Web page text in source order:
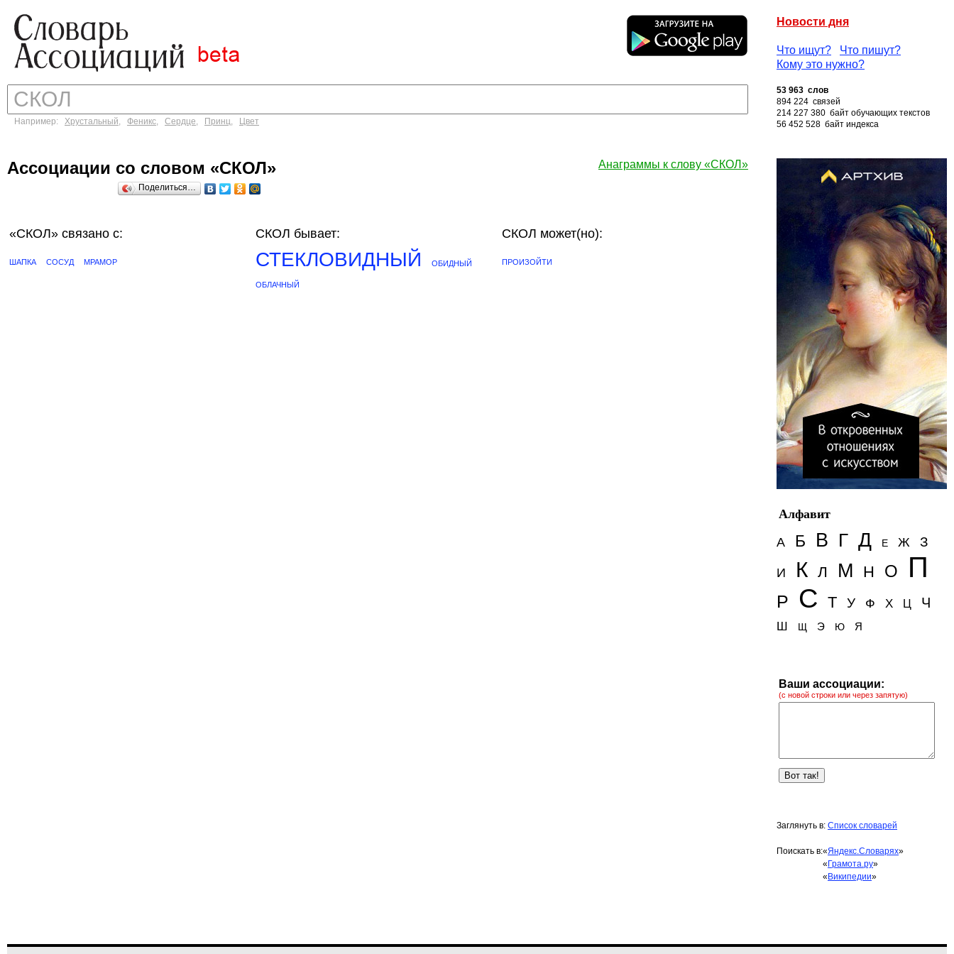
Новости дня
Что ищут?
Что пишут?
Кому это нужно?
Например: Хрустальный, Феникс, Сердце, Принц, Цвет
53 963 слов
894 224 связей
214 227 380 байт обучающих текстов
56 452 528 байт индекса
Анаграммы к слову «СКОЛ»
Ассоциации со словом «СКОЛ»
Поделиться…
«СКОЛ» связано с:
ШАПКА СОСУД МРАМОР
СКОЛ бывает:
СТЕКЛОВИДНЫЙ ОБИДНЫЙ
ОБЛАЧНЫЙ
СКОЛ может(но):
ПРОИЗОЙТИ
Алфавит
А
Б В Г Д Е Ж З
И К Л М Н О П
Р С Т У Ф Х Ц Ч
Ш Щ Э Ю Я
Ваши ассоциации:
(с новой строки или через запятую)
Заглянуть в: Список словарей
Поискать в:«Яндекс.Словарях»
« Грамота.ру»
« Википедии»